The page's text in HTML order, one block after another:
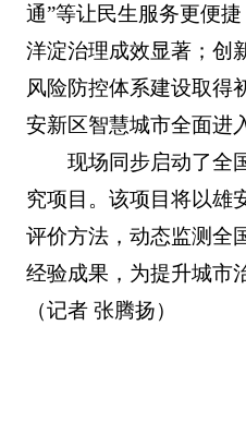
通”等让民生服务更便
洋淀治理成效显著；创
风险防控体系建设取得
安新区智慧城市全面进
现场同步启动了全
究项目。该项目将以雄
评价方法，动态监测全
经验成果，为提升城市
（记者 张腾扬）